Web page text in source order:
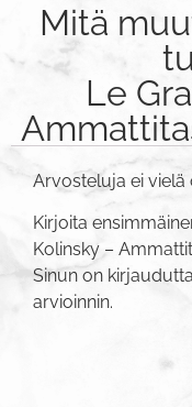
Mitä
Le
Arvosteluja ei vielä
Kirjoita
Kolinsky –
Sinun on
arvioinnin.